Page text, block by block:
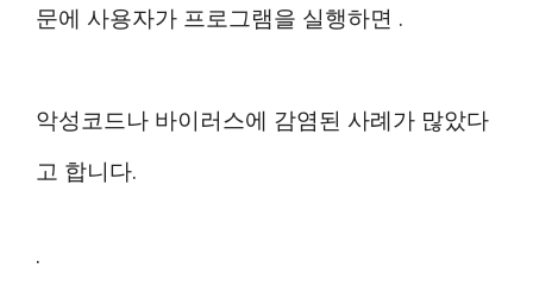
문에 사용자가 프로그램을 실행하면 .
악성코드나 바이러스에 감염된 사례가 많았다
고 합니다.
.